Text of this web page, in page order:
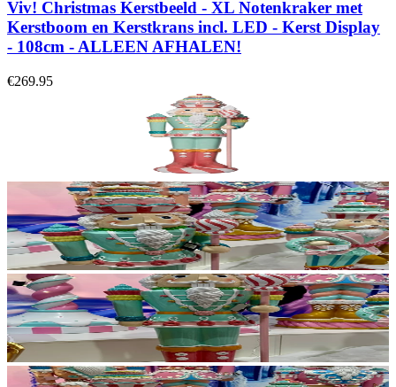
Viv! Christmas Kerstbeeld - XL Notenkraker met
Kerstboom en Kerstkrans incl. LED - Kerst Display
- 108cm - ALLEEN AFHALEN!
€269.95